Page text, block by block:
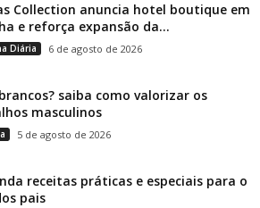
Collection anuncia hotel boutique em
e reforça expansão da...
Diária 6 de agosto de 2026
saiba como valorizar os
masculinos
5 de agosto de 2026
receitas práticas e especiais para o
pais